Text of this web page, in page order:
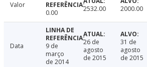
Valor
0.00
2532.00 2000.00
Data
9 de
março
de 2014
26 de
agosto
de 2015
31 de
agosto
de 2015